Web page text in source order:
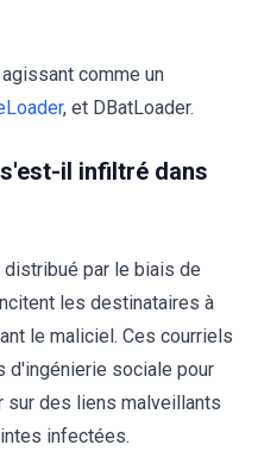
comme un
, et DBatLoader.
il infiltré dans
par le biais de
les destinataires à
le maliciel. Ces courriels
d'ingénierie sociale pour
sur des liens malveillants
infectées.